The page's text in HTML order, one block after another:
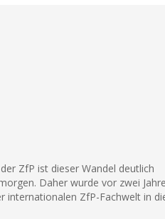
ZfP ist dieser Wandel deutlich
Daher wurde vor zwei
internationalen ZfP-Fachwelt in